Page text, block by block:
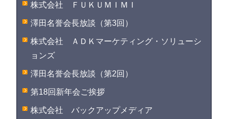
株式会社 ＦＵＫＵＭＩＭＩ
澤田名誉会長放談（第3回）
株式会社 ＡＤＫマーケティング・ソリューシ
ョンズ
澤田名誉会長放談（第2回）
第18回新年会ご挨拶
株式会社 バックアップメディア